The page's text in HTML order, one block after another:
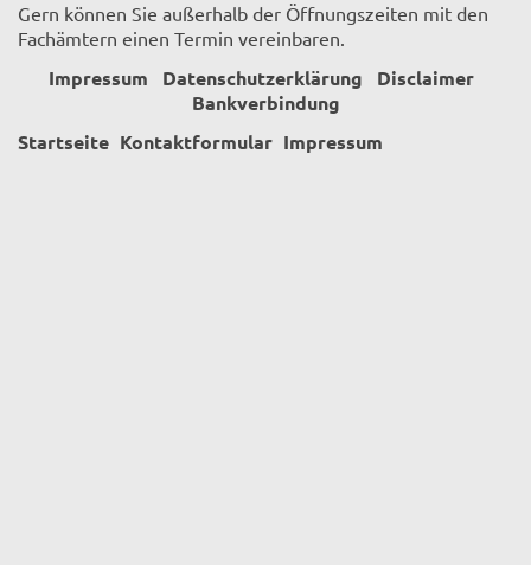
Gern können Sie außerhalb der Öffnungszeiten mit den
Fachämtern einen Termin vereinbaren.
Impressum Datenschutzerklärung
Disclaimer
Bankverbindung
Startseite Kontaktformular Impressum